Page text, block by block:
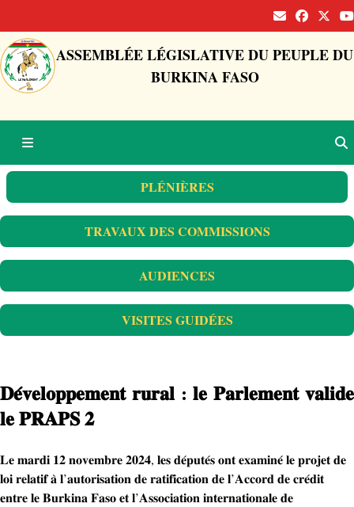
ASSEMBLÉE LÉGISLATIVE DU PEUPLE DU
BURKINA FASO
PLÉNIÈRES
TRAVAUX DES COMMISSIONS
AUDIENCES
VISITES GUIDÉES
𝐃𝐞́𝐯𝐞𝐥𝐨𝐩𝐩𝐞𝐦𝐞𝐧𝐭 𝐫𝐮𝐫𝐚𝐥 : 𝐥𝐞 𝐏𝐚𝐫𝐥𝐞𝐦𝐞𝐧𝐭 𝐯𝐚𝐥𝐢𝐝𝐞
𝐥𝐞 𝐏𝐑𝐀𝐏𝐒 𝟐
𝐋𝐞 𝐦𝐚𝐫𝐝𝐢 𝟏𝟐 𝐧𝐨𝐯𝐞𝐦𝐛𝐫𝐞 𝟐𝟎𝟐𝟒, 𝐥𝐞𝐬 𝐝𝐞́𝐩𝐮𝐭𝐞́𝐬 𝐨𝐧𝐭 𝐞𝐱𝐚𝐦𝐢𝐧𝐞́ 𝐥𝐞 𝐩𝐫𝐨𝐣𝐞𝐭 𝐝𝐞
𝐥𝐨𝐢 𝐫𝐞𝐥𝐚𝐭𝐢𝐟 𝐚̀ 𝐥’𝐚𝐮𝐭𝐨𝐫𝐢𝐬𝐚𝐭𝐢𝐨𝐧 𝐝𝐞 𝐫𝐚𝐭𝐢𝐟𝐢𝐜𝐚𝐭𝐢𝐨𝐧 𝐝𝐞 𝐥’𝐀𝐜𝐜𝐨𝐫𝐝 𝐝𝐞 𝐜𝐫𝐞́𝐝𝐢𝐭
𝐞𝐧𝐭𝐫𝐞 𝐥𝐞 𝐁𝐮𝐫𝐤𝐢𝐧𝐚 𝐅𝐚𝐬𝐨 𝐞𝐭 𝐥’𝐀𝐬𝐬𝐨𝐜𝐢𝐚𝐭𝐢𝐨𝐧 𝐢𝐧𝐭𝐞𝐫𝐧𝐚𝐭𝐢𝐨𝐧𝐚𝐥𝐞 𝐝𝐞